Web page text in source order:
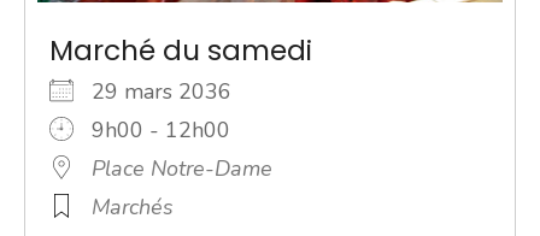
Marché du samedi
29 mars 2036
9h00 - 12h00
Place Notre-Dame
Marchés